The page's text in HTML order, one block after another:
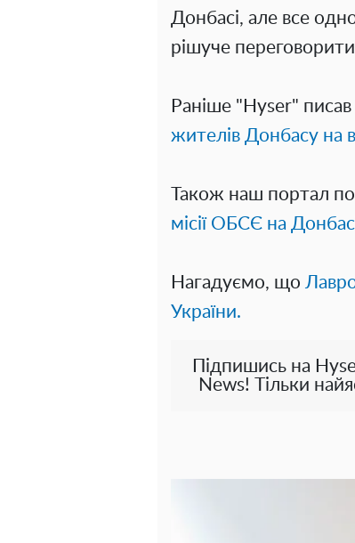
Донбасі, але все
рішуче
Раніше "Hyser"
жителів Донбасу на
Також наш портал
місії ОБСЄ на
Нагадуємо, що
України.
Підпишись на
News! Тільки